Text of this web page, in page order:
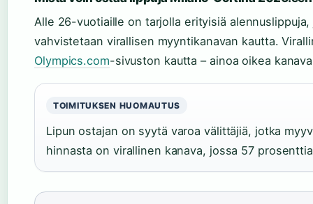
Alle 26-vuotiaille on tarjolla erityisiä
vahvistetaan virallisen myyntikanavan kautta.
Olympics.com-sivuston kautta – ainoa oikea
TOIMITUKSEN HUOMAUTUS
Lipun ostajan on syytä varoa välittäjiä, jotka
hinnasta on virallinen kanava, jossa 57